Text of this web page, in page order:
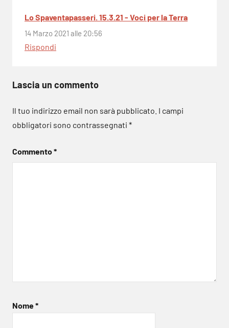
Lo Spaventapasseri. 15.3.21 - Voci per la Terra
14 Marzo 2021 alle 20:56
Rispondi
Lascia un commento
Il tuo indirizzo email non sarà pubblicato. I campi
obbligatori sono contrassegnati *
Commento*
Nome*